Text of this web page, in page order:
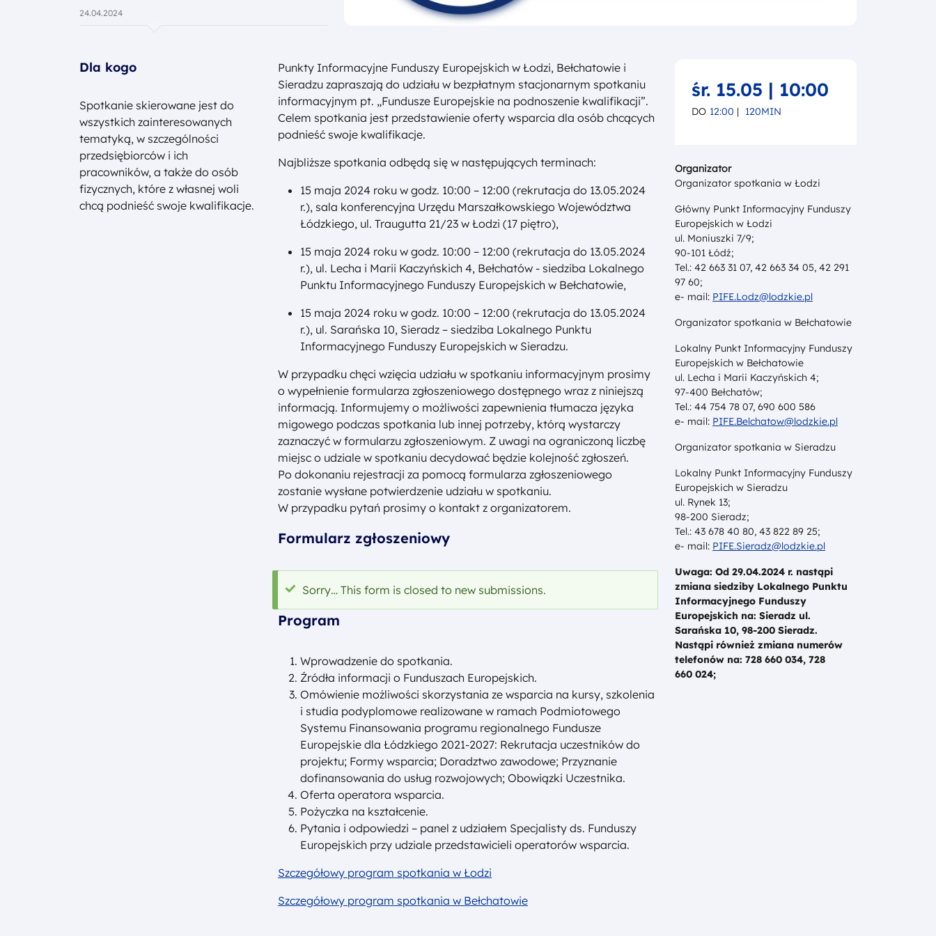
24.04.2024
Dla kogo
Spotkanie skierowane jest do
wszystkich zainteresowanych
tematyką, w szczególności
przedsiębiorców i ich
pracowników, a także do osób
fizycznych, które z własnej woli
chcą podnieść swoje kwalifikacje.
Punkty Informacyjne Funduszy Europejskich w Łodzi, Bełchatowie i
Sieradzu zapraszają do udziału w bezpłatnym stacjonarnym spotkaniu
informacyjnym pt. „Fundusze Europejskie na podnoszenie kwalifikacji”.
Celem spotkania jest przedstawienie oferty wsparcia dla osób chcących
podnieść swoje kwalifikacje.
Najbliższe spotkania odbędą się w następujących terminach:
15 maja 2024 roku w godz. 10:00 – 12:00 (rekrutacja do 13.05.2024
r.), sala konferencyjna Urzędu Marszałkowskiego Województwa
Łódzkiego, ul. Traugutta 21/23 w Łodzi (17 piętro),
15 maja 2024 roku w godz. 10:00 – 12:00 (rekrutacja do 13.05.2024
r.), ul. Lecha i Marii Kaczyńskich 4, Bełchatów - siedziba Lokalnego
Punktu Informacyjnego Funduszy Europejskich w Bełchatowie,
15 maja 2024 roku w godz. 10:00 – 12:00 (rekrutacja do 13.05.2024
r.), ul. Sarańska 10, Sieradz – siedziba Lokalnego Punktu
Informacyjnego Funduszy Europejskich w Sieradzu.
W przypadku chęci wzięcia udziału w spotkaniu informacyjnym prosimy
o wypełnienie formularza zgłoszeniowego dostępnego wraz z niniejszą
informacją. Informujemy o możliwości zapewnienia tłumacza języka
migowego podczas spotkania lub innej potrzeby, którą wystarczy
zaznaczyć w formularzu zgłoszeniowym. Z uwagi na ograniczoną liczbę
miejsc o udziale w spotkaniu decydować będzie kolejność zgłoszeń.
Po dokonaniu rejestracji za pomocą formularza zgłoszeniowego
zostanie wysłane potwierdzenie udziału w spotkaniu.
W przypadku pytań prosimy o kontakt z organizatorem.
Formularz zgłoszeniowy
Komunikat
Sorry… This form is closed to new submissions.
Program
Wprowadzenie do spotkania.
Źródła informacji o Funduszach Europejskich.
Omówienie możliwości skorzystania ze wsparcia na kursy, szkolenia
i studia podyplomowe realizowane w ramach Podmiotowego
Systemu Finansowania programu regionalnego Fundusze
Europejskie dla Łódzkiego 2021-2027: Rekrutacja uczestników do
projektu; Formy wsparcia; Doradztwo zawodowe; Przyznanie
dofinansowania do usług rozwojowych; Obowiązki Uczestnika.
Oferta operatora wsparcia.
Pożyczka na kształcenie.
Pytania i odpowiedzi – panel z udziałem Specjalisty ds. Funduszy
Europejskich przy udziale przedstawicieli operatorów wsparcia.
Szczegółowy program spotkania w Łodzi
Szczegółowy program spotkania w Bełchatowie
śr. 15.05 | 10:00
DO 12:00 | 120MIN
Organizator
Organizator spotkania w Łodzi
Główny Punkt Informacyjny Funduszy
Europejskich w Łodzi
ul. Moniuszki 7/9;
90-101 Łódź;
Tel.: 42 663 31 07, 42 663 34 05, 42 291
97 60;
e- mail: PIFE.Lodz@lodzkie.pl
Organizator spotkania w Bełchatowie
Lokalny Punkt Informacyjny Funduszy
Europejskich w Bełchatowie
ul. Lecha i Marii Kaczyńskich 4;
97-400 Bełchatów;
Tel.: 44 754 78 07, 690 600 586
e- mail: PIFE.Belchatow@lodzkie.pl
Organizator spotkania w Sieradzu
Lokalny Punkt Informacyjny Funduszy
Europejskich w Sieradzu
ul. Rynek 13;
98-200 Sieradz;
Tel.: 43 678 40 80, 43 822 89 25;
e- mail: PIFE.Sieradz@lodzkie.pl
Uwaga: Od 29.04.2024 r. nastąpi
zmiana siedziby Lokalnego Punktu
Informacyjnego Funduszy
Europejskich na: Sieradz ul.
Sarańska 10, 98-200 Sieradz.
Nastąpi również zmiana numerów
telefonów na: 728 660 034, 728
660 024;